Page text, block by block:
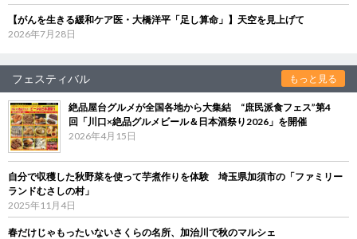
【がんを生きる緩和ケア医・大橋洋平「足し算命」】天空を見上げて
2026年7月28日
フェスティバル もっと見る
絶品屋台グルメが全国各地から大集結 “庶民派食フェス”第4
回「川口×絶品グルメビール＆日本酒祭り2026」を開催
2026年4月15日
自分で収穫した秋野菜を使って芋煮作りを体験 埼玉県加須市の「ファミリー
ランドむさしの村」
2025年11月4日
春だけじゃもったいないさくらの名所、加治川で秋のマルシェ